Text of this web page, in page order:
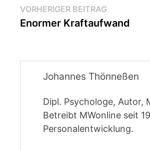
VORHERIGER BEITRAG
Beitrag:
Enormer Kraftaufwand
Johannes Thönneßen
Dipl. Psychologe, Autor,
Betreibt MWonline seit
Personalentwicklung.